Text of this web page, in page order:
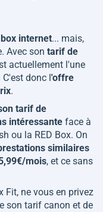
internet... mais,
Avec son tarif de
actuellement l'une
donc l 'offre
.
tarif de
intéressante face à
ou la RED Box. On
similaires
mois, et ce sans
Fit, ne vous en privez
son tarif canon et de